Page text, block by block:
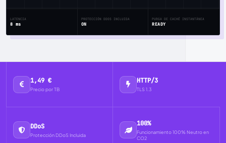
LATENCIA
8 ms
PROTECCIÓN DDOS INCLUIDA
ON
PURGA DE CACHÉ INSTANTÁNEA
READY
1,49 €
Precio por TB
HTTP/3
TLS 1.3
DDoS
Protección DDoS Incluida
100%
Funcionamiento 100% Neutro en
CO2